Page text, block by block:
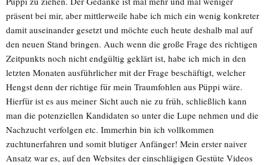
präsent bei mir, aber mittlerweile habe ich mich ein wenig konkreter
damit auseinander gesetzt und möchte euch heute deshalb mal auf
den neuen Stand bringen. Auch wenn die große Frage des richtigen
Zeitpunkts noch nicht endgültig geklärt ist, habe ich mich in den
letzten Monaten ausführlicher mit der Frage beschäftigt, welcher
Hengst denn der richtige für mein Traumfohlen aus Püppi wäre.
Hierfür ist es aus meiner Sicht auch nie zu früh, schließlich kann
man die potenziellen Kandidaten so unter die Lupe nehmen und die
Nachzucht verfolgen etc. Immerhin bin ich vollkommen
zuchtunerfahren und somit blutiger Anfänger! Mein erster naiver
Ansatz war es, auf den Websites der einschlägigen Gestüte Videos